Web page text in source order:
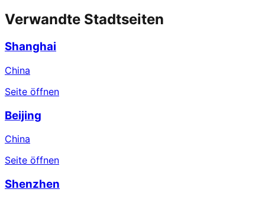
Verwandte Stadtseiten
Shanghai
China
Seite öffnen
Beijing
China
Seite öffnen
Shenzhen